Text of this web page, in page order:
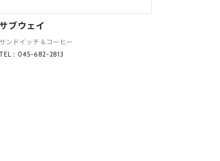
ブウェイ
ンドイッチ＆コーヒー
：045-682-2813